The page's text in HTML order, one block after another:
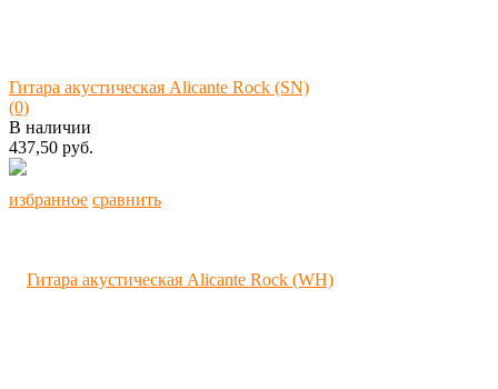
избранное сравнить
Гитара акустическая Alicante Rock (SN)
(0)
В наличии
437,50 руб.